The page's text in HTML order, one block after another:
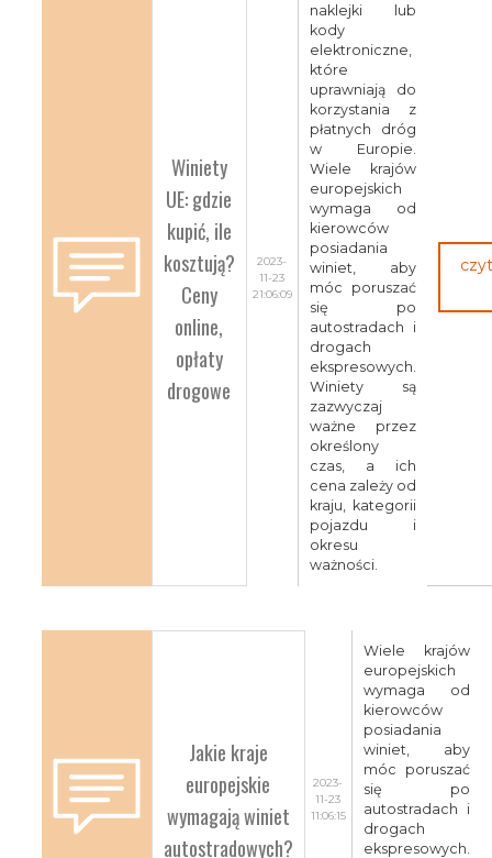
Winiety
UE: gdzie
kupić, ile
kosztują?
Ceny
online,
opłaty
drogowe
2023-
11-23
21:06:09
naklejki lub
kody
elektroniczne,
które
uprawniają do
korzystania z
płatnych dróg
w Europie.
Wiele krajów
europejskich
wymaga od
kierowców
posiadania
winiet, aby
móc poruszać
się po
autostradach i
drogach
ekspresowych.
Winiety są
zazwyczaj
ważne przez
określony
czas, a ich
cena zależy od
kraju, kategorii
pojazdu i
okresu
ważności.
Jakie kraje
europejskie
wymagają winiet
autostradowych?
2023-
11-23
11:06:15
Wiele krajów
europejskich
wymaga od
kierowców
posiadania
winiet, aby
móc poruszać
się po
autostradach i
drogach
ekspresowych.